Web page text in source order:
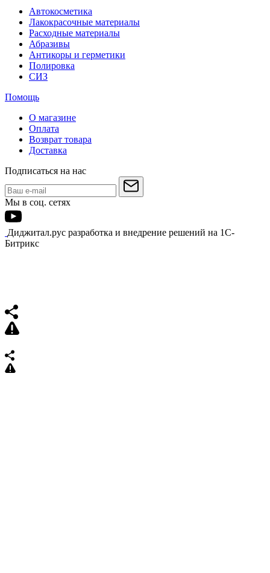
Автокосметика
Лакокрасочные материалы
Расходные материалы
Абразивы
Антикоры и герметики
Полировка
СИЗ
Помощь
О магазине
Оплата
Возврат товара
Доставка
Подписаться на нас
Мы в соц. сетях
Диджитал.рус разработка и внедрение решений на 1С-
Битрикс